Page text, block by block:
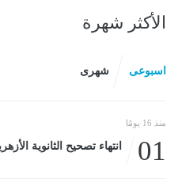
الأكثر شهرة
اسبوعى شهرى
منذ 16 يومًا
01 انتهاء تصحيح الثانوية